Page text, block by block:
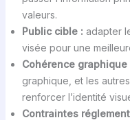
valeurs.
Public cible : adapter
visée pour une
Cohérence graphique
graphique, et les
renforcer l’identité
Contraintes